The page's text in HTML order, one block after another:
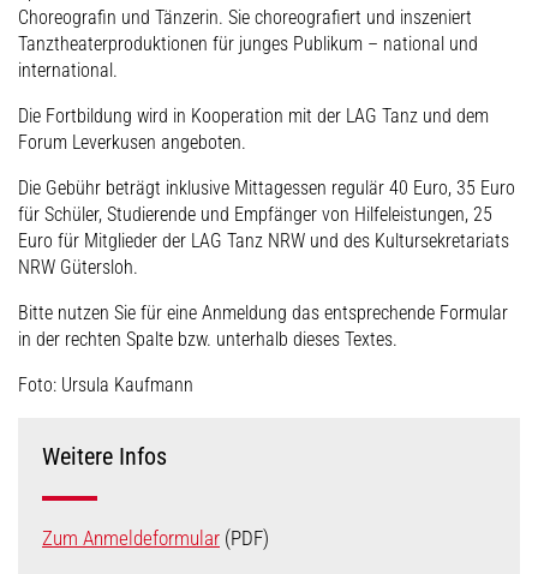
Choreografin und Tänzerin. Sie choreografiert und inszeniert
Tanztheaterproduktionen für junges Publikum – national und
international.
Die Fortbildung wird in Kooperation mit der LAG Tanz und dem
Forum Leverkusen angeboten.
Die Gebühr beträgt inklusive Mittagessen regulär 40 Euro, 35 Euro
für Schüler, Studierende und Empfänger von Hilfeleistungen, 25
Euro für Mitglieder der LAG Tanz NRW und des Kultursekretariats
NRW Gütersloh.
Bitte nutzen Sie für eine Anmeldung das entsprechende Formular
in der rechten Spalte bzw. unterhalb dieses Textes.
Foto: Ursula Kaufmann
Weitere Infos
Zum Anmeldeformular (PDF)